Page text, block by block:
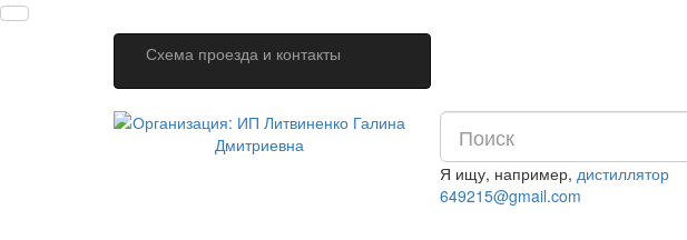
Схема проезда и контакты
Я ищу, например, дистиллятор
649215@gmail.com